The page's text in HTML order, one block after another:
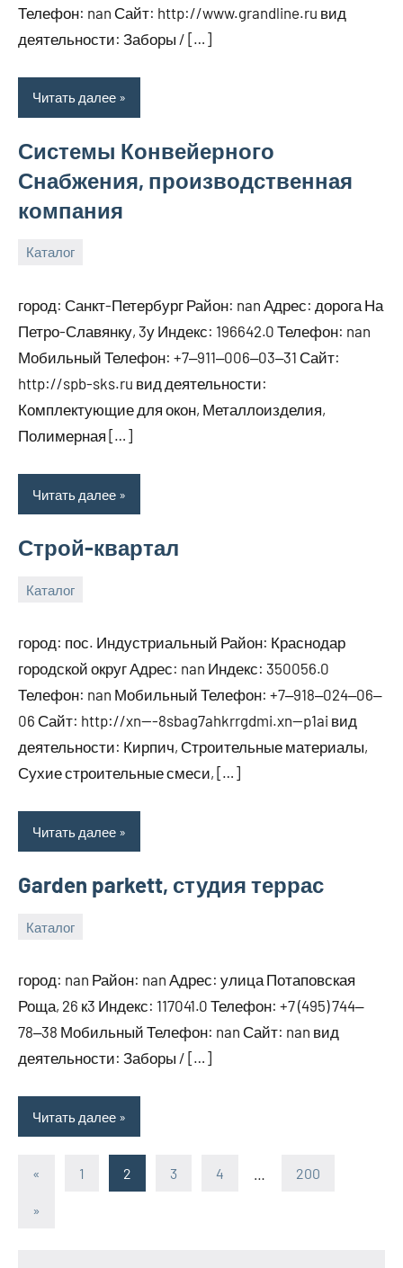
Телефон: nan Сайт: http://www.grandline.ru вид
деятельности: Заборы / […]
Читать далее
Системы Конвейерного
Снабжения, производственная
компания
Каталог
2024
город: Санкт-Петербург Район: nan Адрес: дорога На
Петро-Славянку, 3у Индекс: 196642.0 Телефон: nan
Мобильный Телефон: +7‒911‒006‒03‒31 Сайт:
http://spb-sks.ru вид деятельности:
Комплектующие для окон, Металлоизделия,
Полимерная […]
Читать далее
Строй-квартал
Каталог
2024
город: пос. Индустриальный Район: Краснодар
городской округ Адрес: nan Индекс: 350056.0
Телефон: nan Мобильный Телефон: +7‒918‒024‒06‒
06 Сайт: http://xn—-8sbag7ahkrrgdmi.xn--p1ai вид
деятельности: Кирпич, Строительные материалы,
Сухие строительные смеси, […]
Читать далее
Garden parkett, студия террас
Каталог
2024
город: nan Район: nan Адрес: улица Потаповская
Роща, 26 к3 Индекс: 117041.0 Телефон: +7 (495) 744‒
78‒38 Мобильный Телефон: nan Сайт: nan вид
деятельности: Заборы / […]
Читать далее
Пагинация
«
Предыдущие
1 2 3 4 200
Следующие
»